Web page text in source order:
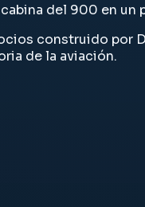
del 900 en
construido por
de la aviación.